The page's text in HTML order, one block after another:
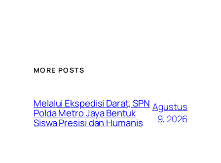
MORE POSTS
Melalui Ekspedisi Darat, SPN
Polda Metro Jaya Bentuk
Siswa Presisi dan Humanis
Agustus
9, 2026